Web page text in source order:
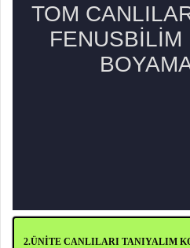
2.ÜNİTE CANLILARI TANIYALIM